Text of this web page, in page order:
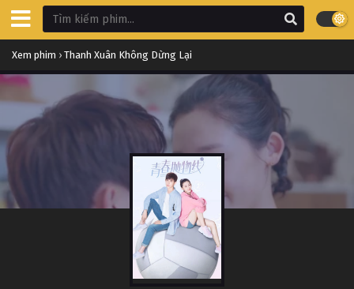
Xem phim › Thanh Xuân Không Dừng Lại